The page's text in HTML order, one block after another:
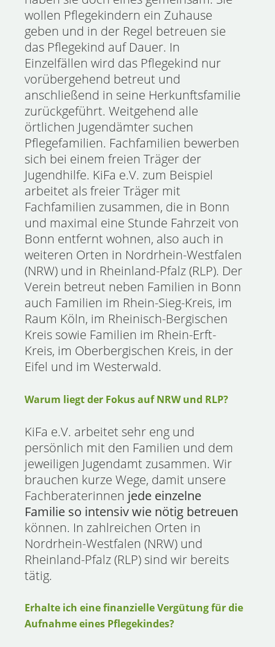
wollen Pflegekindern ein Zuhause
geben und in der Regel betreuen sie
das Pflegekind auf Dauer. In
Einzelfällen wird das Pflegekind nur
vorübergehend betreut und
anschließend in seine Herkunftsfamilie
zurückgeführt. Weitgehend alle
örtlichen Jugendämter suchen
Pflegefamilien. Fachfamilien bewerben
sich bei einem freien Träger der
Jugendhilfe. KiFa e.V. zum Beispiel
arbeitet als freier Träger mit
Fachfamilien zusammen, die in Bonn
und maximal eine Stunde Fahrzeit von
Bonn entfernt wohnen, also auch in
weiteren Orten in Nordrhein-Westfalen
(NRW) und in Rheinland-Pfalz (RLP). Der
Verein betreut neben Familien in Bonn
auch Familien im Rhein-Sieg-Kreis, im
Raum Köln, im Rheinisch-Bergischen
Kreis sowie Familien im Rhein-Erft-
Kreis, im Oberbergischen Kreis, in der
Eifel und im Westerwald.
Warum liegt der Fokus auf NRW und RLP?
KiFa e.V. arbeitet sehr eng und
persönlich mit den Familien und dem
jeweiligen Jugendamt zusammen. Wir
brauchen kurze Wege, damit unsere
Fachberaterinnen jede einzelne
Familie so intensiv wie nötig betreuen
können. In zahlreichen Orten in
Nordrhein-Westfalen (NRW) und
Rheinland-Pfalz (RLP) sind wir bereits
tätig.
Erhalte ich eine finanzielle Vergütung für die
Aufnahme eines Pflegekindes?